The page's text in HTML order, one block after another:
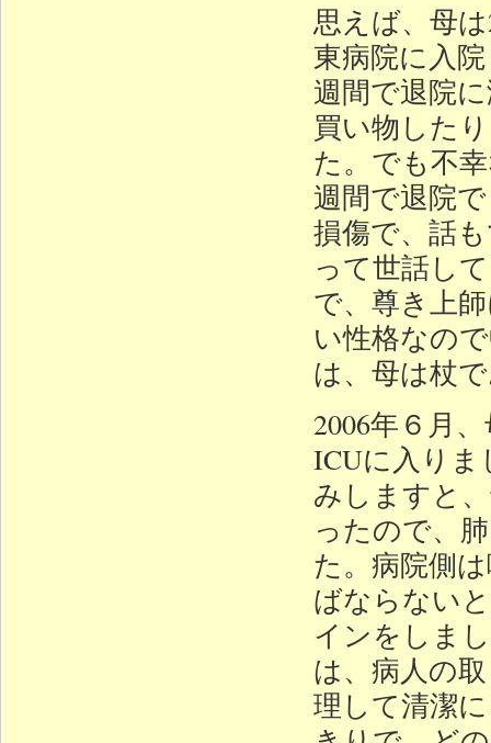
思えば、母
東病院に入
週間で退院
買い物した
た。でも不
週間で退院
損傷で、話
って世話し
で、尊き上
い性格なの
は、母は杖
2006年６月
ICUに入りま
みしますと
ったので、
た。病院側
ばならない
インをしま
は、病人の
理して清潔